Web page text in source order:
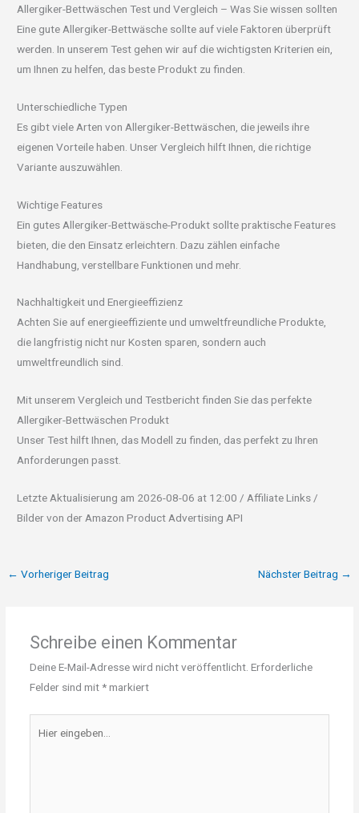
Allergiker-Bettwäschen Test und Vergleich – Was Sie wissen sollten
Eine gute Allergiker-Bettwäsche sollte auf viele Faktoren überprüft
werden. In unserem Test gehen wir auf die wichtigsten Kriterien ein,
um Ihnen zu helfen, das beste Produkt zu finden.
Unterschiedliche Typen
Es gibt viele Arten von Allergiker-Bettwäschen, die jeweils ihre
eigenen Vorteile haben. Unser Vergleich hilft Ihnen, die richtige
Variante auszuwählen.
Wichtige Features
Ein gutes Allergiker-Bettwäsche-Produkt sollte praktische Features
bieten, die den Einsatz erleichtern. Dazu zählen einfache
Handhabung, verstellbare Funktionen und mehr.
Nachhaltigkeit und Energieeffizienz
Achten Sie auf energieeffiziente und umweltfreundliche Produkte,
die langfristig nicht nur Kosten sparen, sondern auch
umweltfreundlich sind.
Mit unserem Vergleich und Testbericht finden Sie das perfekte
Allergiker-Bettwäschen Produkt
Unser Test hilft Ihnen, das Modell zu finden, das perfekt zu Ihren
Anforderungen passt.
Letzte Aktualisierung am 2026-08-06 at 12:00 / Affiliate Links /
Bilder von der Amazon Product Advertising API
← Vorheriger Beitrag Nächster Beitrag →
Schreibe einen Kommentar
Deine E-Mail-Adresse wird nicht veröffentlicht. Erforderliche
Felder sind mit*markiert
eingeben…